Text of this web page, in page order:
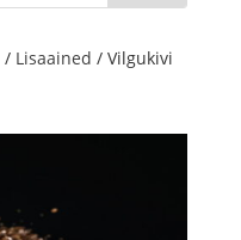
/ Lisaained / Vilgukivi